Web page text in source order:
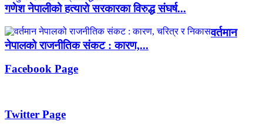
गणेश नेपालीको हत्यारो सरकारका विरुद्ध संघर्ष...
वर्तमान
नेपालको राजनीतिक संकट : कारण,...
Facebook Page
Twitter Page